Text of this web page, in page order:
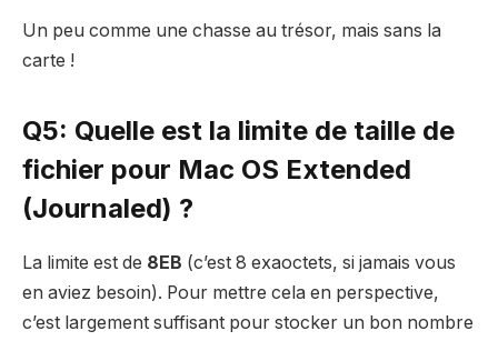
Un peu comme une chasse au trésor, mais sans la
carte !
Q5: Quelle est la limite de taille de
fichier pour Mac OS Extended
(Journaled) ?
La limite est de 8EB (c’est 8 exaoctets, si jamais vous
en aviez besoin). Pour mettre cela en perspective,
c’est largement suffisant pour stocker un bon nombre